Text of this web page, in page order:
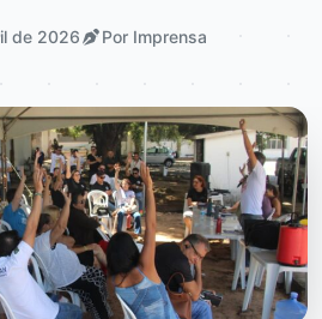
de 2026 Por Imprensa